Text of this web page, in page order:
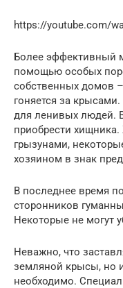
https://youtube.com/
Более эффективный
помощью особых
собственных домов
гоняется за
для ленивых людей.
приобрести
грызунами,
хозяином в знак
В последнее время
сторонников
Некоторые не могут
Неважно, что
земляной крысы, но
необходимо.